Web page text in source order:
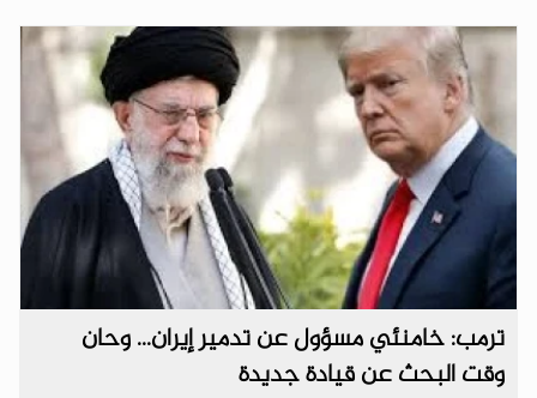
ترمب: خامنئي مسؤول عن تدمير إيران... وحان
وقت البحث عن قيادة جديدة